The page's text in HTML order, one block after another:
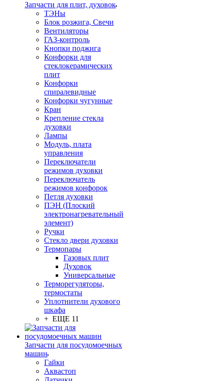
Запчасти для плит, духовок
ТЭНы
Блок розжига, Свечи
Вентиляторы
ГАЗ-контроль
Кнопки поджига
Конфорки для
стеклокерамических
плит
Конфорки
спиралевидные
Конфорки чугунные
Кран
Крепление стекла
духовки
Лампы
Модуль, плата
управления
Переключатели
режимов духовки
Переключатель
режимов конфорок
Петля духовки
ПЭН (Плоский
электронагревательный
элемент)
Ручки
Стекло двери духовки
Термопары
Газовых плит
Духовок
Универсальные
Терморегуляторы,
термостаты
Уплотнители духового
шкафа
+ ЕЩЕ 11
Запчасти для посудомоечных
машин
Гайки
Аквастоп